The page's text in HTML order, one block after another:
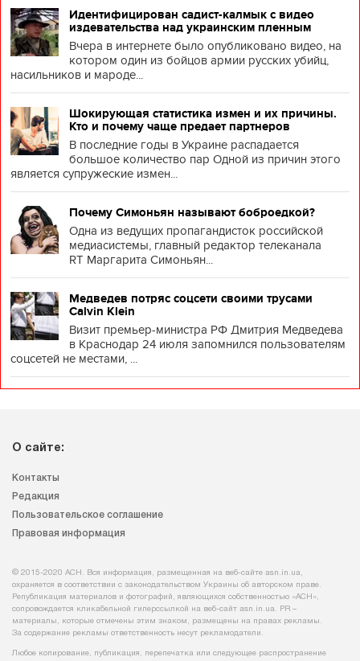
Идентифицирован садист-калмык с видео
издевательства над украинским пленным
Вчера в интернете было опубликовано видео, на
котором один из бойцов армии русских убийц,
насильников и мароде...
Шокирующая статистика измен и их причины.
Кто и почему чаще предает партнеров
В последние годы в Украине распадается
большое количество пар Одной из причин этого
является супружеские измен...
Почему Симоньян называют боброедкой?
Одна из ведущих пропагандисток российской
медиасистемы, главный редактор телеканала
RT Маргарита Симоньян...
Медведев потряс соцсети своими трусами
Calvin Klein
Визит премьер-министра РФ Дмитрия Медведева
в Краснодар 24 июля запомнился пользователям
соцсетей не местами, ...
О сайте:
Контакты
Редакция
Пользовательское соглашение
Правовая информация
© 2015-2020 АСН. Вся информация, размещенная на веб-сайте asn.in.ua,
охраняется в соответствии с законодательством Украины об авторском праве.
Републикация материалов и фотографий, являющихся собственностью «АСН»,
сопровождается кликабельной гиперссылкой на веб-сайт asn.іn.ua. PR –
материалы, которые отмечены этим знаком, размещены на правах рекламы.
За содержание рекламы ответственность несут рекламодатели.
Любое копирование, публикация, перепечатка или следующее распространение